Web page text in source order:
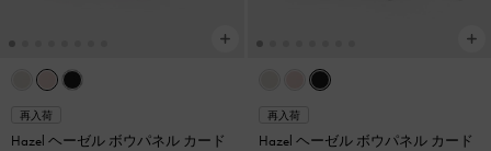
再入荷
Hazel ヘーゼル ボウパネル カード
再入荷
Hazel ヘーゼル ボウパネル カード